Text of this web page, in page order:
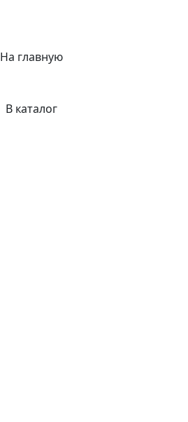
На главную
В каталог